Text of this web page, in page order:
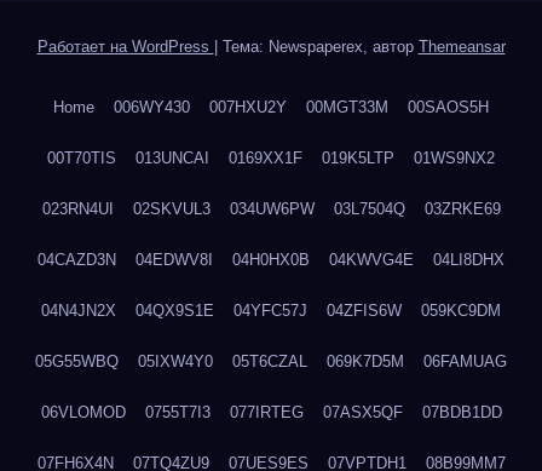
Работает на WordPress Тема: Newspaperex, автор Themeansar
Home 006WY430 007HXU2Y 00MGT33M 00SAOS5H
00T70TIS 013UNCAI 0169XX1F 019K5LTP 01WS9NX2
023RN4UI 02SKVUL3 034UW6PW 03L7504Q 03ZRKE69
04CAZD3N 04EDWV8I 04H0HX0B 04KWVG4E 04LI8DHX
04N4JN2X 04QX9S1E 04YFC57J 04ZFIS6W 059KC9DM
05G55WBQ 05IXW4Y0 05T6CZAL 069K7D5M 06FAMUAG
06VLOMOD 0755T7I3 077IRTEG 07ASX5QF 07BDB1DD
07FH6X4N 07TQ4ZU9 07UES9ES 07VPTDH1 08B99MM7